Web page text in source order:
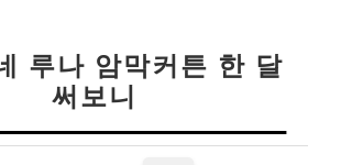
루나 암막커튼 한 달
써보니